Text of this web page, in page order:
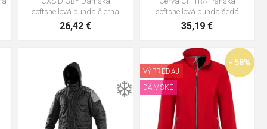
softshellová bunda čierna
26,42 €
softshellová bunda šedá
35,19 €
❄️
4XL
- 58%
DÁMSKE
VÝPREDAJ
2XL